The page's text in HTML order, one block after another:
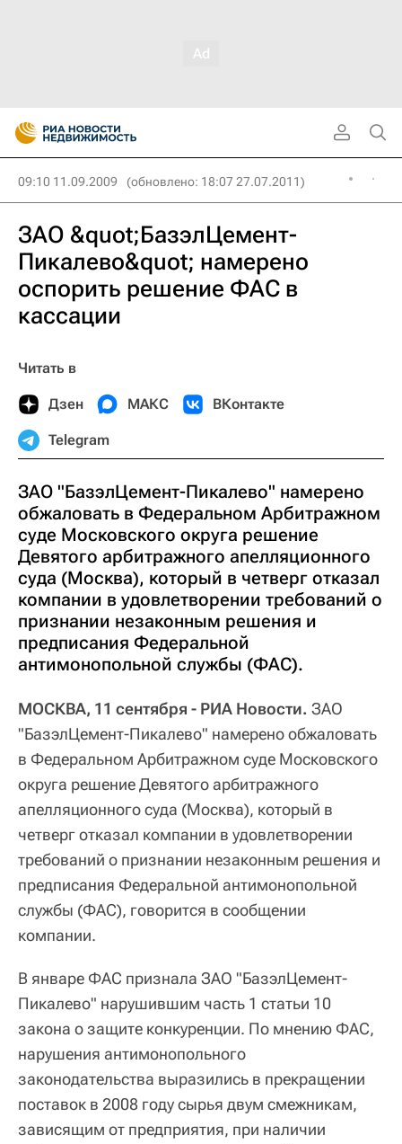
09:10 11.09.2009 (обновлено: 18:07 27.07.2011)
ЗАО &quot;БазэлЦемент-
Пикалево&quot; намерено
оспорить решение ФАС в
кассации
Читать в
Дзен МАКС ВКонтакте
Telegram
ЗАО "БазэлЦемент-Пикалево" намерено
обжаловать в Федеральном Арбитражном
суде Московского округа решение
Девятого арбитражного апелляционного
суда (Москва), который в четверг отказал
компании в удовлетворении требований о
признании незаконным решения и
предписания Федеральной
антимонопольной службы (ФАС).
МОСКВА, 11 сентября - РИА Новости. ЗАО
"БазэлЦемент-Пикалево" намерено обжаловать
в Федеральном Арбитражном суде Московского
округа решение Девятого арбитражного
апелляционного суда (Москва), который в
четверг отказал компании в удовлетворении
требований о признании незаконным решения и
предписания Федеральной антимонопольной
службы (ФАС), говорится в сообщении
компании.
В январе ФАС признала ЗАО "БазэлЦемент-
Пикалево" нарушившим часть 1 статьи 10
закона о защите конкуренции. По мнению ФАС,
нарушения антимонопольного
законодательства выразились в прекращении
поставок в 2008 году сырья двум смежникам,
зависящим от предприятия, при наличии